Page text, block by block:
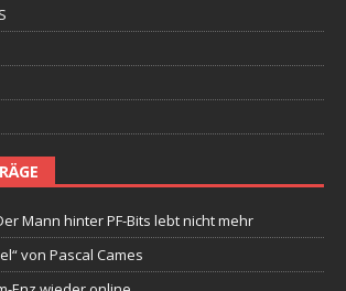
Mann hinter PF-Bits lebt nicht mehr
von Pascal Cames